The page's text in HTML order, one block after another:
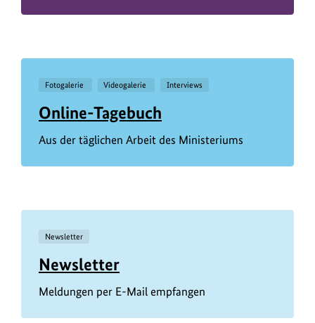
Fotogalerie Videogalerie Interviews
Online-Tagebuch
Aus der täglichen Arbeit des Ministeriums
Newsletter
Newsletter
Meldungen per E-Mail empfangen